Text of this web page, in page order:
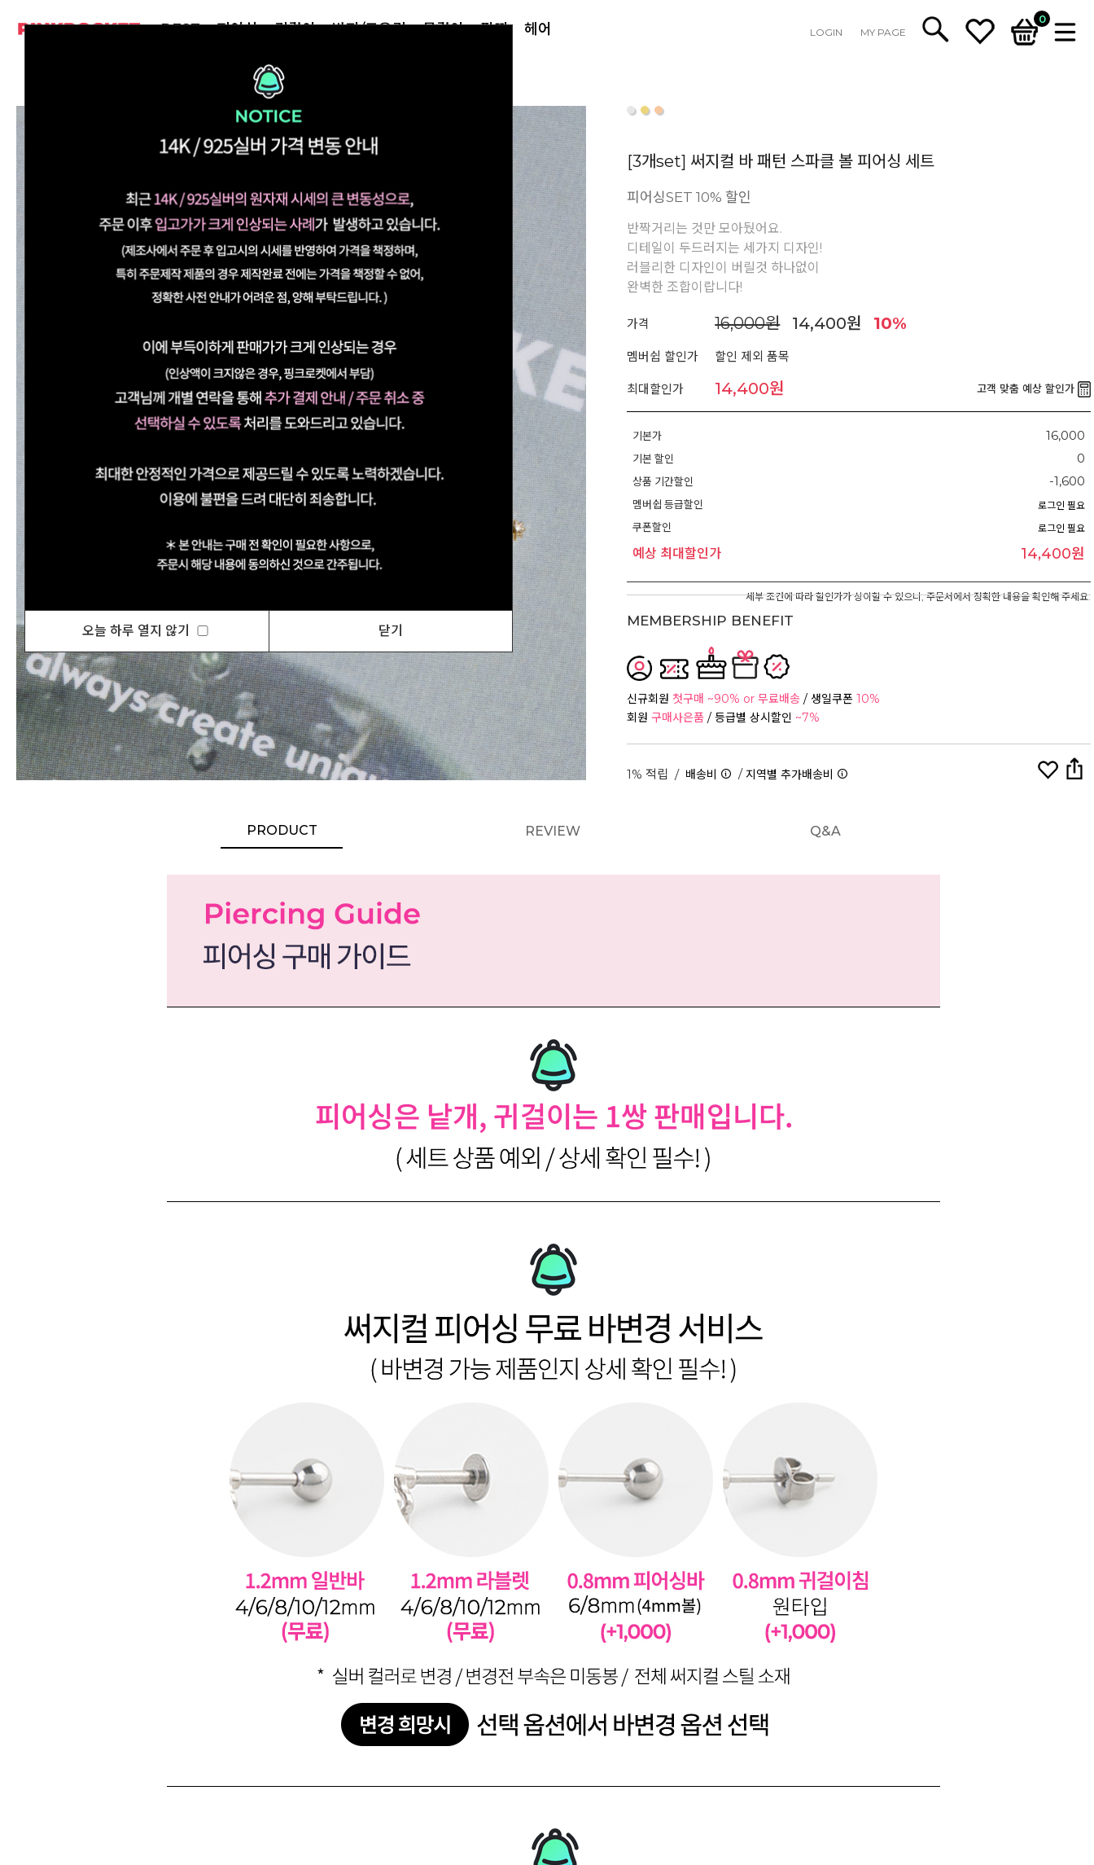
BEST 피어싱 귀걸이 반지/토우링 목걸이 팔찌 헤어 LOGIN MY PAGE
0
[3개set] 써지컬 바 패턴 스파클 볼 피어싱 세트
피어싱SET 10% 할인
반짝거리는 것만 모아뒀어요.
디테일이 두드러지는 세가지 디자인!
러블리한 디자인이 버릴것 하나없이
완벽한 조합이랍니다!
가격 16,000원 14,400원 10%
멤버쉽 할인가 할인 제외 품목
최대할인가 14,400원 고객 맞춤 예상 할인가
기본가 16,000
기본 할인 0
상품 기간할인 -1,600
멤버쉽 등급할인 로그인 필요
쿠폰할인 로그인 필요
예상 최대할인가 14,400원
세부 조건에 따라 할인가가 상이할 수 있으니, 주문서에서 정확한 내용을 확인해 주세요.
MEMBERSHIP BENEFIT
신규회원 첫구매 ~90% or 무료배송 / 생일쿠폰 10%
회원 구매사은품 / 등급별 상시할인 ~7%
1% 적립 / 배송비 /지역별 추가배송비
PRODUCT REVIEW Q&A
오늘 하루 열지 않기 닫기